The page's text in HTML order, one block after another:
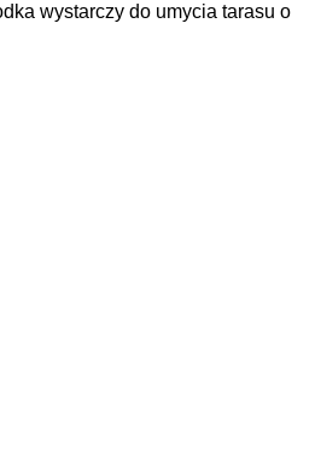
wystarczy do umycia tarasu o